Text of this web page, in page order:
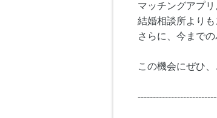
マッチングアプリ
結婚相談所よりも
さらに、今まで
この機会にぜひ